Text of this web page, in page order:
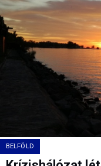
BELFÖLD